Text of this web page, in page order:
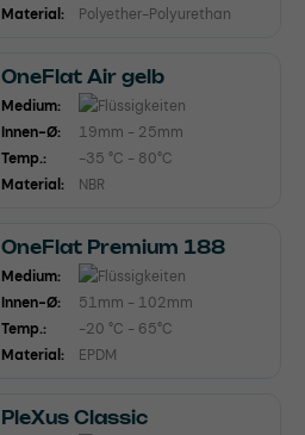
Material:
Polyether-Polyurethan
OneFlat Air gelb
Medium:
Innen-Ø:
19mm - 25mm
Temp.:
-35 °C - 80°C
Material:
NBR
OneFlat Premium 188
Medium:
Innen-Ø:
51mm - 102mm
Temp.:
-20 °C - 65°C
Material:
EPDM
PleXus Classic